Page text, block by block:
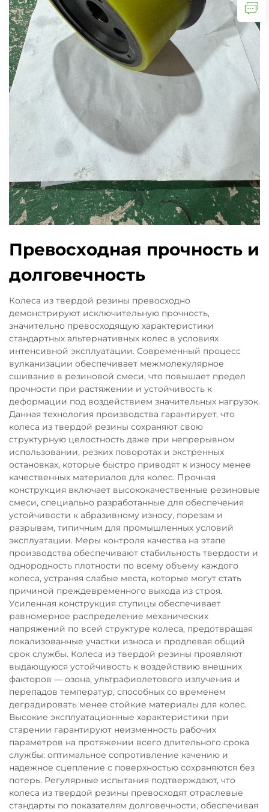
Превосходная прочность и
долговечность
Колеса из твердой резины превосходно
демонстрируют исключительную прочность,
значительно превосходящую характеристики
стандартных альтернативных колес в условиях
интенсивной эксплуатации. Современный процесс
вулканизации обеспечивает межмолекулярное
сшивание в резиновой смеси, что повышает предел
прочности при растяжении и устойчивость к
деформации под воздействием значительных нагрузок.
Данная технология производства гарантирует, что
колеса из твердой резины сохраняют свою
структурную целостность даже при непрерывном
использовании, резких поворотах и экстренных
остановках, которые быстро приводят к износу менее
качественных материалов для колес. Прочная
конструкция включает высококачественные резиновые
смеси, специально разработанные для обеспечения
устойчивости к абразивному износу, порезам и
разрывам, типичным для промышленных условий
эксплуатации. Меры контроля качества на этапе
производства обеспечивают стабильность твердости и
однородность плотности по всему объему каждого
колеса, устраняя слабые места, которые могут стать
причиной преждевременного выхода из строя.
Усиленная конструкция ступицы обеспечивает
равномерное распределение механических
напряжений по всей структуре колеса, предотвращая
локализованные участки износа и продлевая общий
срок службы. Колеса из твердой резины проявляют
выдающуюся устойчивость к воздействию внешних
факторов — озона, ультрафиолетового излучения и
перепадов температур, способных со временем
деградировать менее стойкие материалы для колес.
Высокие эксплуатационные характеристики при
старении гарантируют неизменность рабочих
параметров на протяжении всего длительного срока
службы: оптимальное сопротивление качению и
надежное сцепление с поверхностью сохраняются без
потерь. Регулярные испытания подтверждают, что
колеса из твердой резины превосходят отраслевые
стандарты по показателям долговечности, обеспечивая